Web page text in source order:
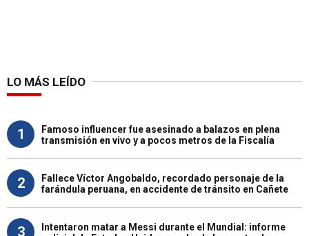
LO MÁS LEÍDO
1
Famoso influencer fue asesinado a balazos en plena
transmisión en vivo y a pocos metros de la Fiscalía
2
Fallece Víctor Angobaldo, recordado personaje de la
farándula peruana, en accidente de tránsito en Cañete
3
Intentaron matar a Messi durante el Mundial: informe